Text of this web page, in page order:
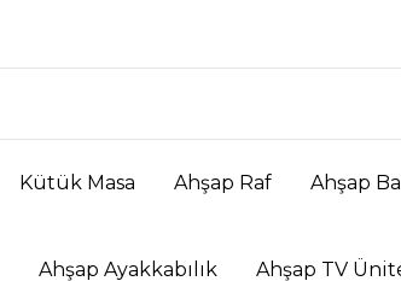
Kütük Masa Ahşap Raf Ahşap
Ahşap Ayakkabılık Ahşap TV